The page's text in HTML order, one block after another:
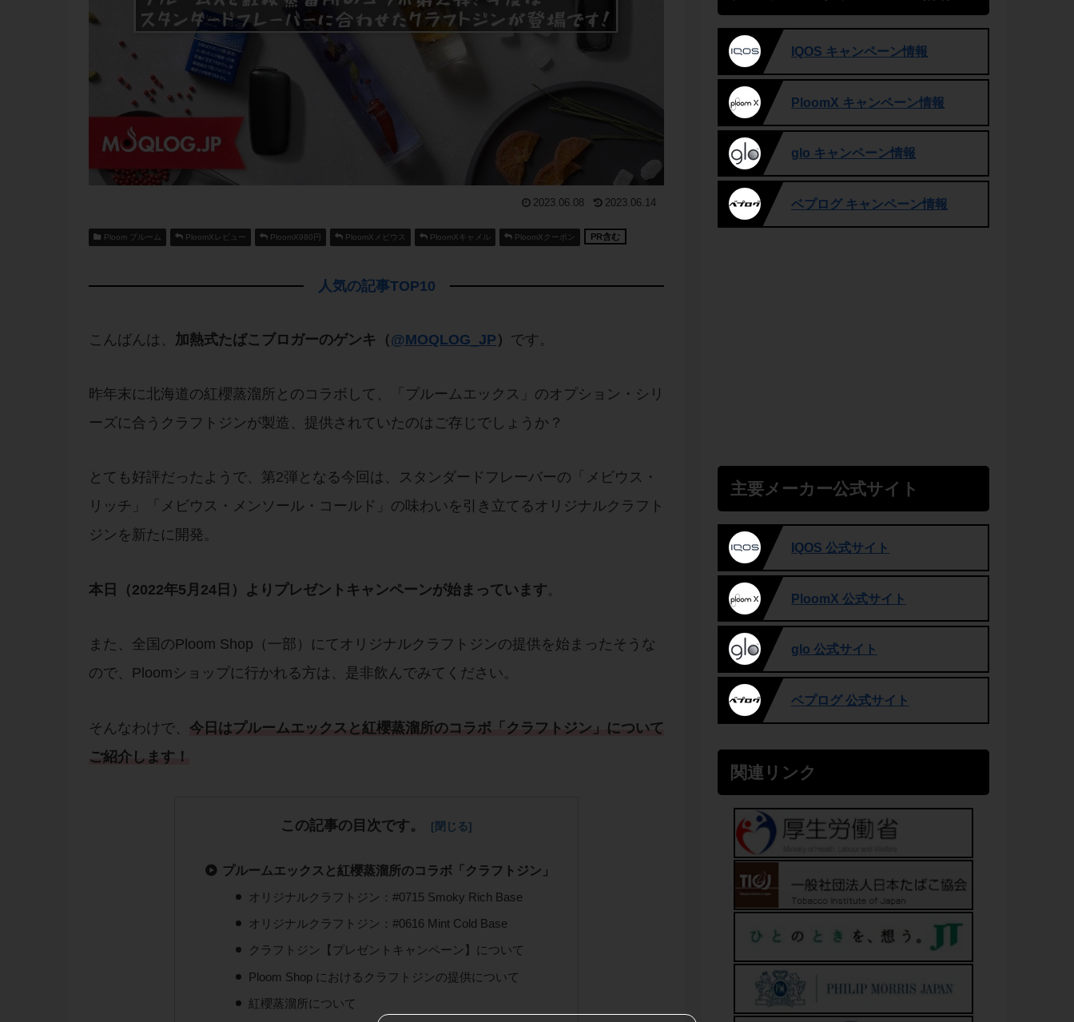
2023.06.08 2023.06.14
Ploom プルーム PloomXレビュー PloomX980円 PloomXメビウス PloomXキャメル PloomXクーポン PR含む
人気の記事TOP10
こんばんは、 加熱式たばこブロガーのゲンキ（@MOQLOG_JP ） です。
昨年末に北海道の紅櫻蒸溜所とのコラボして、「プルームエックス」のオプション・シリ
ーズに合うクラフトジンが製造、提供されていたのはご存じでしょうか？
とても好評だったようで、第2弾となる今回は、スタンダードフレーバーの「メビウス・
リッチ」「メビウス・メンソール・コールド」の味わいを引き立てるオリジナルクラフト
ジンを新たに開発。
本日（2022年5月24日）よりプレゼントキャンペーンが始まっています 。
また、全国のPloom Shop（一部）にてオリジナルクラフトジンの提供を始まったそうな
ので、Ploomショップに行かれる方は、是非飲んでみてください。
そんなわけで、 今日はプルームエックス と紅櫻蒸溜所のコラボ 「 クラフトジン 」について
ご紹介します！
この記事の目次です。
プルームエックスと紅櫻蒸溜所のコラボ「クラフトジン」
オリジナルクラフトジン：#0715 Smoky Rich Base
オリジナルクラフトジン：#0616 Mint Cold Base
クラフトジン【プレゼントキャンペーン】について
Ploom Shop におけるクラフトジンの提供について
紅櫻蒸溜所について
IQOS キャンペーン情報
PloomX キャンペーン情報
glo キャンペーン情報
ベプログ キャンペーン情報
主要メーカー公式サイト
IQOS 公式サイト
PloomX 公式サイト
glo 公式サイト
ベプログ 公式サイト
関連リンク